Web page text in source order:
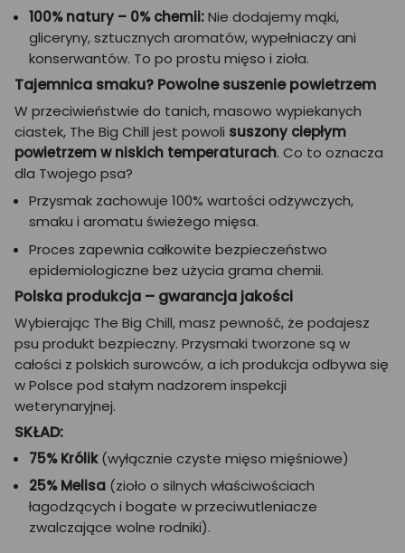
100% natury – 0% chemii:Nie dodajemy mąki,
gliceryny, sztucznych aromatów, wypełniaczy ani
konserwantów. To po prostu mięso i zioła.
Tajemnica smaku? Powolne suszenie powietrzem
W przeciwieństwie do tanich, masowo wypiekanych
ciastek, The Big Chill jest powoli suszony ciepłym
powietrzem w niskich temperaturach. Co to oznacza
dla Twojego psa?
Przysmak zachowuje 100% wartości odżywczych,
smaku i aromatu świeżego mięsa.
Proces zapewnia całkowite bezpieczeństwo
epidemiologiczne bez użycia grama chemii.
Polska produkcja – gwarancja jakości
Wybierając The Big Chill, masz pewność, że podajesz
psu produkt bezpieczny. Przysmaki tworzone są w
całości z polskich surowców, a ich produkcja odbywa się
w Polsce pod stałym nadzorem inspekcji
weterynaryjnej.
SKŁAD:
75% Królik(wyłącznie czyste mięso mięśniowe)
25% Melisa (zioło o silnych właściwościach
łagodzących i bogate w przeciwutleniacze
zwalczające wolne rodniki).